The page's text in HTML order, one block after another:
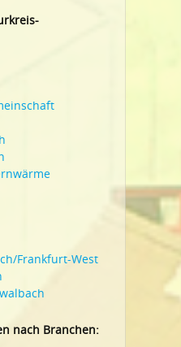
Frankfurt-West
nach Branchen: